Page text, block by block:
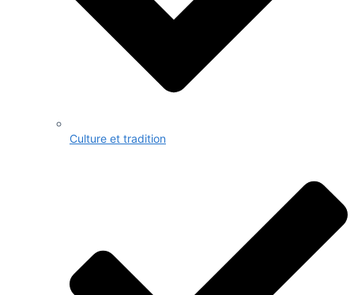
Culture et tradition